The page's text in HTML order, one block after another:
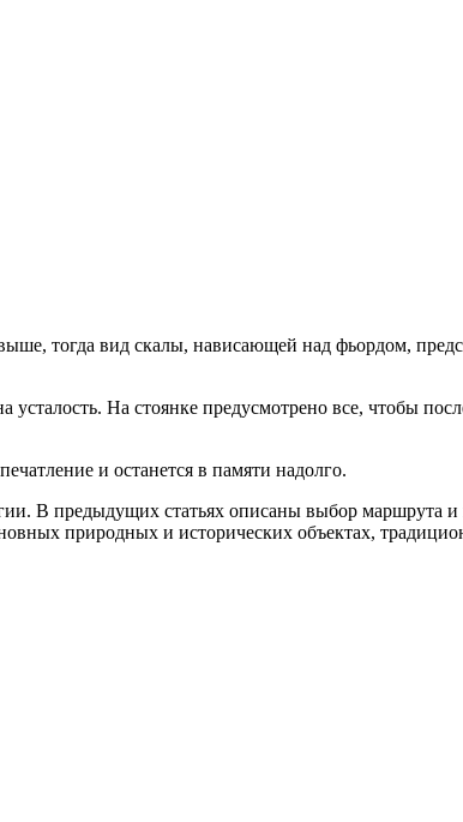
тогда вид скалы, нависающей над фьордом,
усталость. На стоянке предусмотрено все, чтобы
и останется в памяти надолго.
В предыдущих статьях описаны выбор маршрута
природных и исторических объектах,